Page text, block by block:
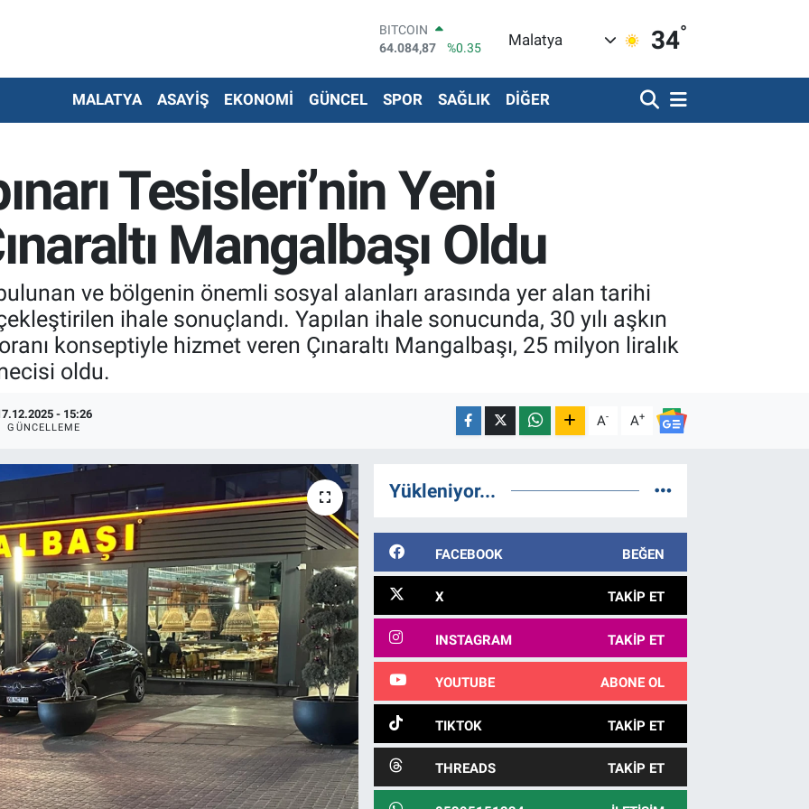
DOLAR
47,5785
%0.1
STERLİN
64,0850
%0.14
BİST100
13.647
%-30
BITCOIN
%0.35
Malatya 34°
MALATYA ASAYİŞ EKONOMİ GÜNCEL SPOR SAĞLIK DİĞER
Tesisleri’nin Yeni
Mangalbaşı Oldu
ve bölgenin önemli sosyal alanları arasında yer alan tarihi
ihale sonuçlandı. Yapılan ihale sonucunda, 30 yılı aşkın
konseptiyle hizmet veren Çınaraltı Mangalbaşı, 25 milyon liralık
oldu.
- 15:26
GÜNCELLEME A- A+
Yükleniyor...
FACEBOOK BEĞEN
X TAKIP ET
INSTAGRAM TAKIP ET
YOUTUBE ABONE OL
TIKTOK TAKIP ET
THREADS TAKIP ET